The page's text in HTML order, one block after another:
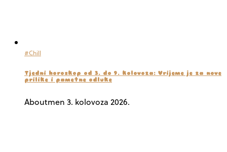
#Chill
Tjedni horoskop od 3. do 9. kolovoza: Vrijeme je za nove
prilike i pametne odluke
Aboutmen 3. kolovoza 2026.